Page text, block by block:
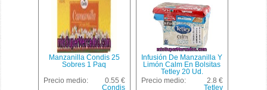
Manzanilla Condis 25
Sobres 1 Paq
Precio medio:
0.55 €
Condis
Infusión De Manzanilla Y
Limón Calm En Bolsitas
Tetley 20 Ud.
Precio medio:
2.8 €
Tetley